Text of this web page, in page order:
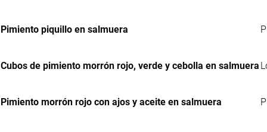
Pimiento piquillo en salmuera
Cubos de pimiento morrón rojo, verde y cebolla en salmuera
Pimiento morrón rojo con ajos y aceite en salmuera